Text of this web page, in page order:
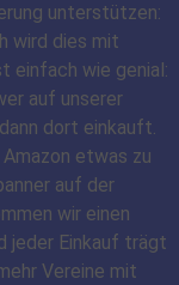
unterstützen:
wird dies mit
einfach wie genial:
auf unserer
dort einkauft.
etwas zu
auf der
wir einen
jeder Einkauf trägt
Vereine mit